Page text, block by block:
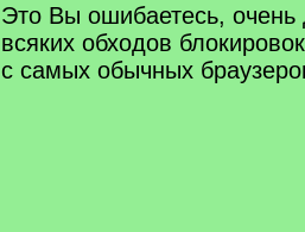
q
]
Это Вы ошибаетесь, очень
всяких обходов
с самых обычных